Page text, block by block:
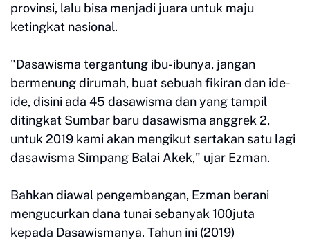
provinsi, lalu bisa menjadi juara untuk maju
ketingkat nasional.
"Dasawisma tergantung ibu-ibunya, jangan
bermenung dirumah, buat sebuah fikiran dan ide-
ide, disini ada 45 dasawisma dan yang tampil
ditingkat Sumbar baru dasawisma anggrek 2,
untuk 2019 kami akan mengikut sertakan satu lagi
dasawisma Simpang Balai Akek," ujar Ezman.
Bahkan diawal pengembangan, Ezman berani
mengucurkan dana tunai sebanyak 100juta
kepada Dasawismanya. Tahun ini (2019)